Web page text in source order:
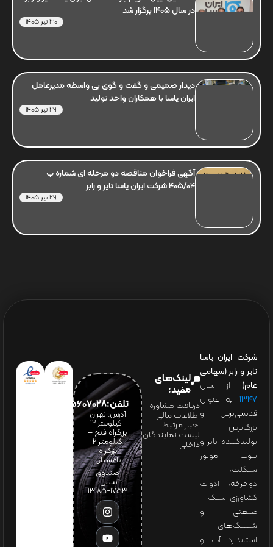
در سال 1405 برگزار شد
30 تیر 1405
دیدار صمیمی و گفت و گوی بی واسطه مدیرعامل
ایران یاسا با همکاران واحد تولید
29 تیر 1405
آگهی فراخوان مناقصه دو مرحله ای شماره ب
405/04 شرکت ایران یاسا تایر و رابر
29 تیر 1405
شرکت ایران یاسا
تایر و رابر (سهامی
عام) از سال
۱۳۴۷ به عنوان
قدیمی‌ترین و
بزرگ‌ترین
تولیدکننده تایر و
تیوب موتور
سیکلت،
دوچرخه، ادوات
کشاورزی سبک –
صنعتی و
شیلنگ‌های
استاندارد آب و
لینک‌های
مفید:
دریافت مشاوره
اطلاعات مالی
اخبار مرتبط
لیست نمایندگان
داخلی
تلفن:65607028(021)
آدرس: تهران
-کیلومتر 12
بزرگراه فتح –
کیلومتر ۲
بزرگراه
باغستان
صندوق
پستی:
1753-13185